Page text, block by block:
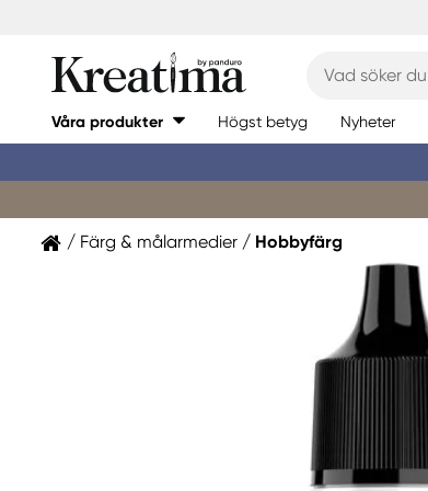
Våra produkter Högst betyg Nyheter
Färg & målarmedier Hobbyfärg